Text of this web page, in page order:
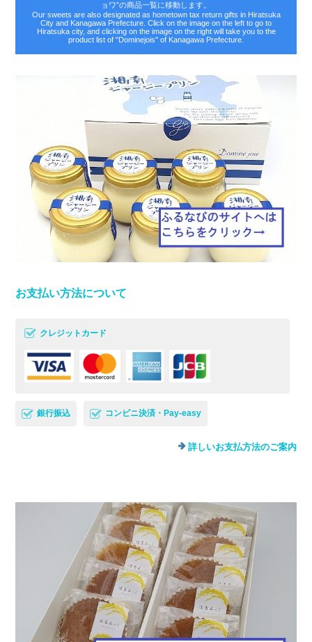
ョワ”の商品一覧に移動します。
Our sweets are also designated as hometown tax return gifts in Hiratsuka
City and Kanagawa Prefecture. Click on the image on the left to go to
Hiratsuka city, and clicking on the image on the right will take you to the
product list of "Dominejois" of Kanagawa Prefecture.
お支払い方法について
クレジットカード
銀行振込 コンビニ決済・Pay-easy
詳しいお支払方法のご案内